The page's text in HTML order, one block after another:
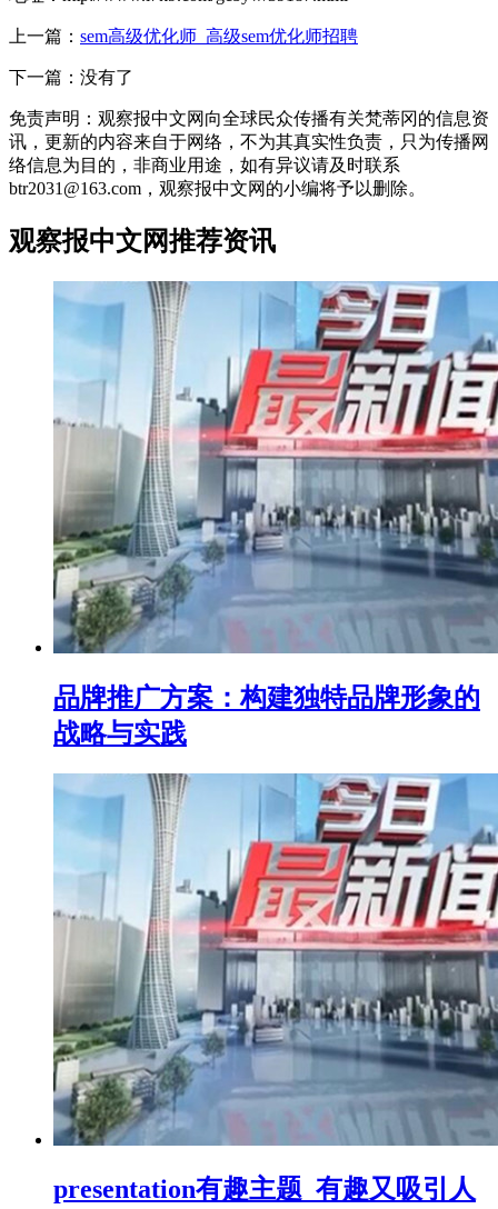
上一篇： sem高级优化师_高级sem优化师招聘
下一篇：没有了
免责声明：观察报中文网向全球民众传播有关梵蒂冈的信息资
讯，更新的内容来自于网络，不为其真实性负责，只为传播网
络信息为目的，非商业用途，如有异议请及时联系
btr2031@163.com，观察报中文网的小编将予以删除。
观察报中文网推荐资讯
品牌推广方案：构建独特品牌形象的
战略与实践
presentation有趣主题_有趣又吸引人